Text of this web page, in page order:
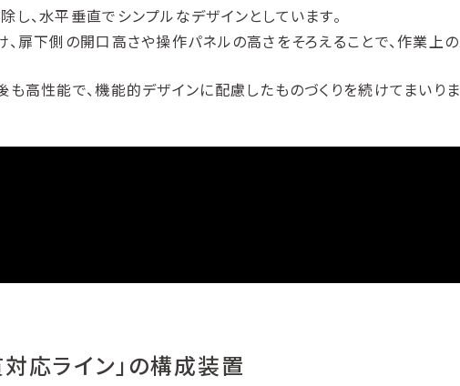
し、水平垂直でシンプルなデザインとしています。
扉下側の開口高さや操作パネルの高さをそろえることで、作業上の
高性能で、機能的デザインに配慮したものづくりを続けてまいりま
応ライン」の構成装置